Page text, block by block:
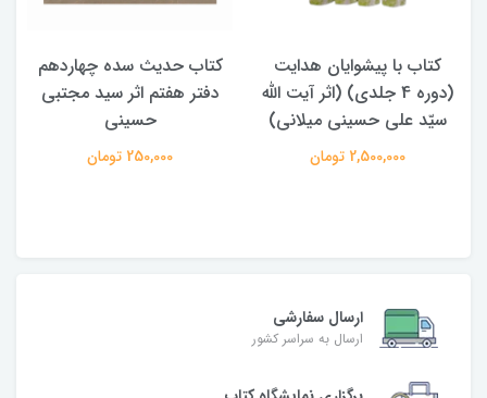
کتاب حدیث سده چهاردهم
دفتر هفتم اثر سید مجتبی
حسینی
250,000 تومان
کتاب آفاق الولایه فی فقه
الامامه (2 جلدی)
950,000 تومان
ارسال سفارشی
ارسال به سراسر کشور